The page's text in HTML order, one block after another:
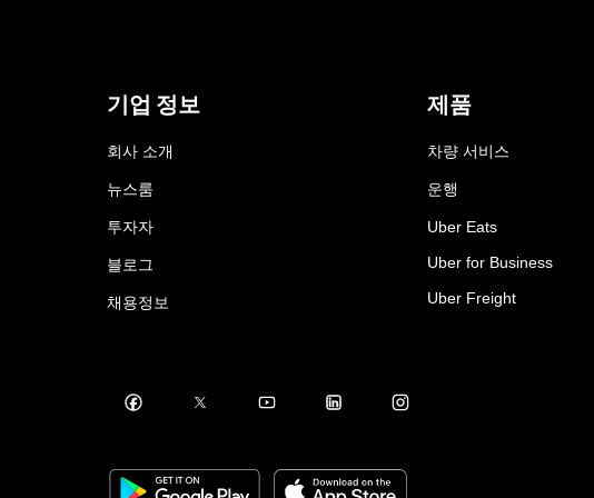
기업 정보
회사 소개
뉴스룸
투자자
블로그
채용정보
제품
차량 서비스
운행
Uber Eats
Uber for Business
Uber Freight